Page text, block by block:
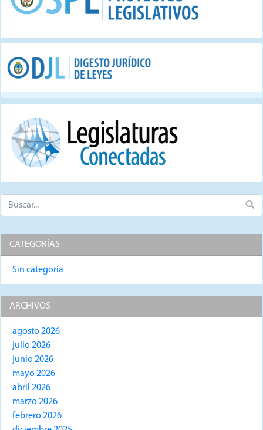
CATEGORÍAS
Sin categoría
ARCHIVOS
agosto 2026
julio 2026
junio 2026
mayo 2026
abril 2026
marzo 2026
febrero 2026